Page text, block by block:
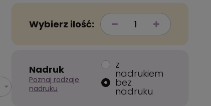
Wybierz ilość:
Nadruk
Poznaj rodzaje
nadruku
z
nadrukiem
bez
nadruku